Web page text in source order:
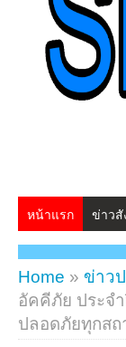
หน้าแรก ข่าวสั
สวัส
Home » ข่าว
อัคคีภัย ประจ
ปลอดภัยทุกส